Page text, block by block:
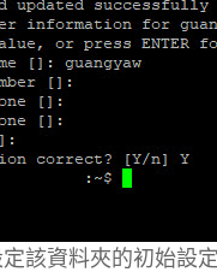
該資料夾的初始設